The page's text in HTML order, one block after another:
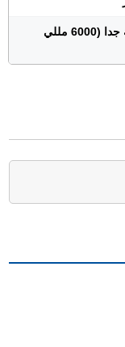
سعة بطارية الهاتف ضخمة جدا (6000 مللي